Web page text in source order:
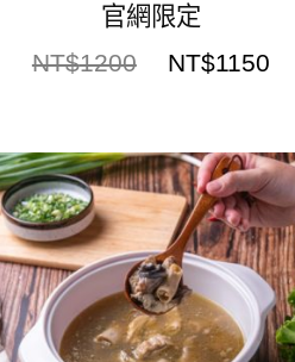
官網限定
NT$1200 NT$1150